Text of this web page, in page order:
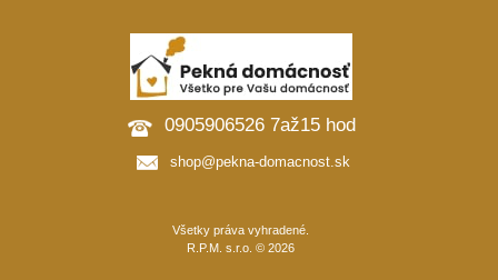
0905906526 7až15 hod
shop@pekna-domacnost.sk
Všetky práva vyhradené.
R.P.M. s.r.o. © 2026